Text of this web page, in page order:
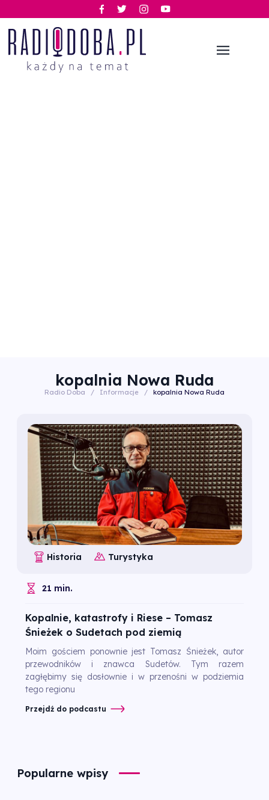
kopalnia Nowa Ruda
Radio Doba / Informacje / kopalnia Nowa Ruda
Historia Turystyka
21 min.
Kopalnie, katastrofy i Riese – Tomasz
Śnieżek o Sudetach pod ziemią
Moim gościem ponownie jest Tomasz Śnieżek, autor
przewodników i znawca Sudetów. Tym razem
zagłębimy się dosłownie i w przenośni w podziemia
tego regionu
Przejdź do podcastu
Popularne wpisy